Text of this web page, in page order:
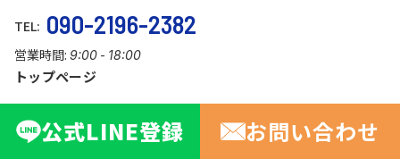
公式LINE登録 お問い合わせ
TEL: 090-2196-2382
営業時間: 9:00 - 18:00
トップページ
実績一覧